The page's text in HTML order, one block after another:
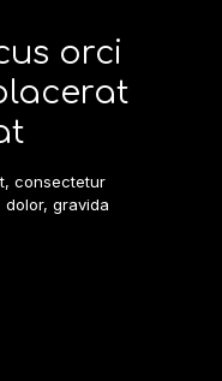
orci
consectetur
dolor, gravida